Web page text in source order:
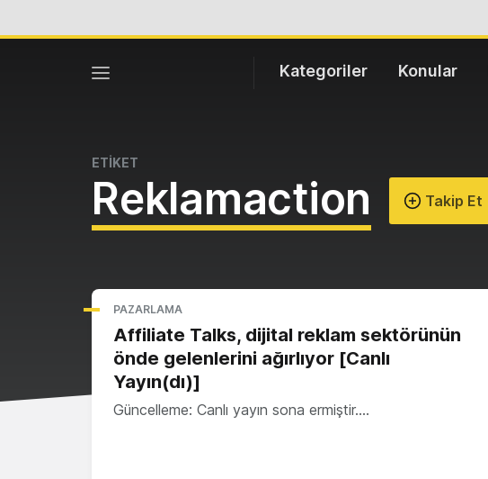
Kategoriler Konular
ETİKET
Reklamaction Takip Et
PAZARLAMA
Affiliate Talks, dijital reklam sektörünün
önde gelenlerini ağırlıyor [Canlı
Yayın(dı)]
Güncelleme: Canlı yayın sona ermiştir.…